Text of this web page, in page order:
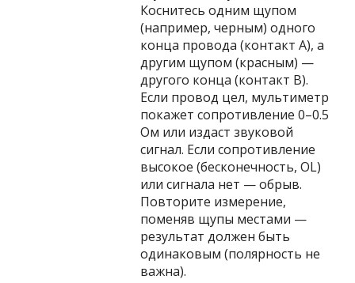
Коснитесь одним щупом
(например, черным) одного
конца провода (контакт A), а
другим щупом (красным) —
другого конца (контакт B).
Если провод цел, мультиметр
покажет сопротивление 0–0.5
Ом или издаст звуковой
сигнал. Если сопротивление
высокое (бесконечность, OL)
или сигнала нет — обрыв.
Повторите измерение,
поменяв щупы местами —
результат должен быть
одинаковым (полярность не
важна).